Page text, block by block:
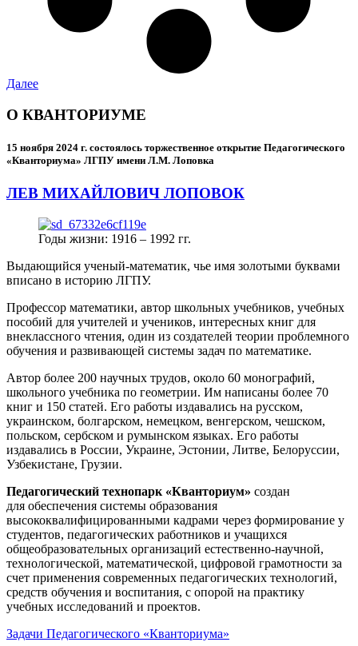
Далее
О КВАНТОРИУМЕ
15 ноября 2024 г. состоялось торжественное открытие Педагогического
«Кванториума» ЛГПУ имени Л.М. Лоповка
ЛЕВ МИХАЙЛОВИЧ ЛОПОВОК
Годы жизни: 1916 – 1992 гг.
Выдающийся ученый-математик, чье имя золотыми буквами
вписано в историю ЛГПУ.
Профессор математики, автор школьных учебников, учебных
пособий для учителей и учеников, интересных книг для
внеклассного чтения, один из создателей теории проблемного
обучения и развивающей системы задач по математике.
Автор более 200 научных трудов, около 60 монографий,
школьного учебника по геометрии. Им написаны более 70
книг и 150 статей. Его работы издавались на русском,
украинском, болгарском, немецком, венгерском, чешском,
польском, сербском и румынском языках. Его работы
издавались в России, Украине, Эстонии, Литве, Белоруссии,
Узбекистане, Грузии.
Педагогический технопарк «Кванториум» создан
для обеспечения системы образования
высококвалифицированными кадрами через формирование у
студентов, педагогических работников и учащихся
общеобразовательных организаций естественно-научной,
технологической, математической, цифровой грамотности за
счет применения современных педагогических технологий,
средств обучения и воспитания, с опорой на практику
учебных исследований и проектов.
Задачи Педагогического «Кванториума»